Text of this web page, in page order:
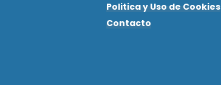
Politica y Uso de Cookies
Contacto